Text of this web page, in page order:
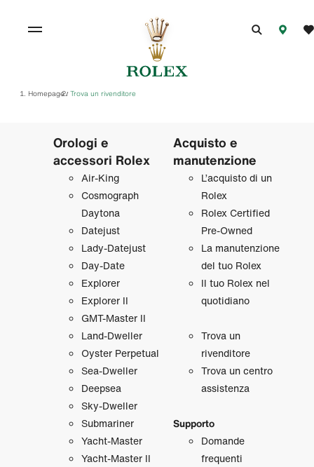
Homepage/ Trova un rivenditore
Orologi e
accessori Rolex
Air‑King
Cosmograph
Daytona
Datejust
Lady‑Datejust
Day‑Date
Explorer
Explorer II
GMT‑Master II
Land‑Dweller
Oyster Perpetual
Sea‑Dweller
Deepsea
Sky‑Dweller
Submariner
Yacht‑Master
Yacht‑Master II
Acquisto e
manutenzione
L’acquisto di un
Rolex
Rolex Certified
Pre‑Owned
La manutenzione
del tuo Rolex
Il tuo Rolex nel
quotidiano
Trova un
rivenditore
Trova un centro
assistenza
Supporto
Domande
frequenti